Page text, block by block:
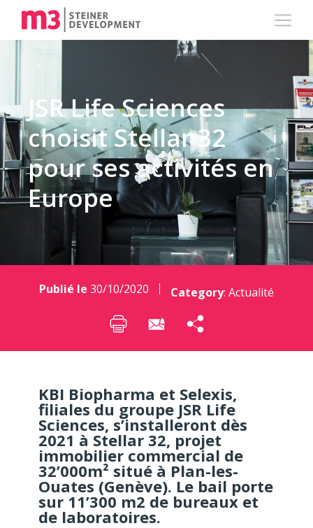
JSR Life Sciences
choisit Stellar 32
pour ses activités en
Europe
Publié le 30/10/2020 Category: Actualité
KBI Biopharma et Selexis,
filiales du groupe JSR Life
Sciences, s’installeront dès
2021 à Stellar 32, projet
immobilier commercial de
32’000m² situé à Plan-les-
Ouates (Genève). Le bail porte
sur 11’300 m2 de bureaux et
de laboratoires.